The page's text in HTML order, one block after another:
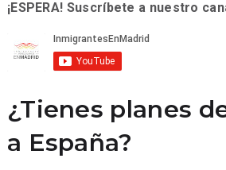
¡ESPERA! Suscríbete a nuestro
¿Tienes planes
a España?